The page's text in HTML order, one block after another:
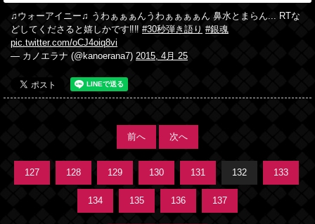
♫ウォーアイニー♫ うわぁぁぁんうわぁぁぁぁん 鼻水とまらん... RTな
どしてくださると嬉しかです‼︎‼︎ #30秒弾き語り #銀魂
pic.twitter.com/oCJ4oiq8vi
— カノエラナ (@kanoerana7) 2015, 4月 25
前へ 次へ
127 128 129 130 131 132 133
134 135 136 137